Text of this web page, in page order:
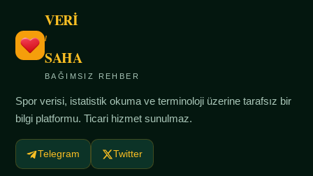
VERİ
/
SAHA
BAĞIMSIZ REHBER
Spor verisi, istatistik okuma ve terminoloji üzerine tarafsız bir
bilgi platformu. Ticari hizmet sunulmaz.
Telegram Twitter